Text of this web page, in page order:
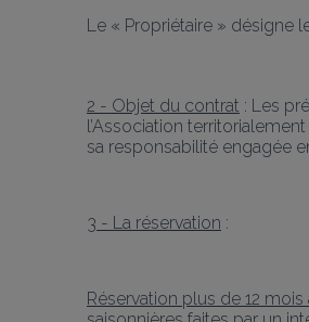
Le « Propriétaire »
2 - Objet du contrat : Les
l’Association
sa responsabilité engagée
3 - La réservation :
Réservation plus de 12